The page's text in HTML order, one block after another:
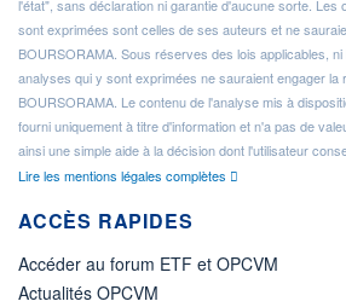
l'état", sans déclaration ni garantie d'aucune sorte. Les
sont exprimées sont celles de ses auteurs et ne
BOURSORAMA. Sous réserves des lois applicables,
analyses qui y sont exprimées ne sauraient engager la
BOURSORAMA. Le contenu de l'analyse mis à
fourni uniquement à titre d'information et n'a pas de
ainsi une simple aide à la décision dont l'utilisateur
Lire les mentions légales complètes
ACCÈS RAPIDES
Accéder au forum ETF et OPCVM
Actualités OPCVM